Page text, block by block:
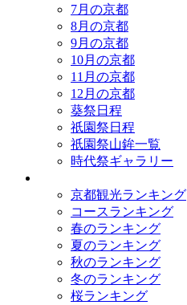
7月の京都
8月の京都
9月の京都
10月の京都
11月の京都
12月の京都
葵祭日程
祇園祭日程
祇園祭山鉾一覧
時代祭ギャラリー
京都観光ランキング
コースランキング
春のランキング
夏のランキング
秋のランキング
冬のランキング
桜ランキング